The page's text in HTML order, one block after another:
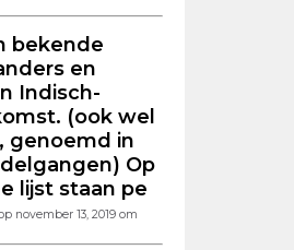
bekende
en
Indisch-
(ook wel
genoemd in
Op
lijst staan pe
november 13, 2019 om